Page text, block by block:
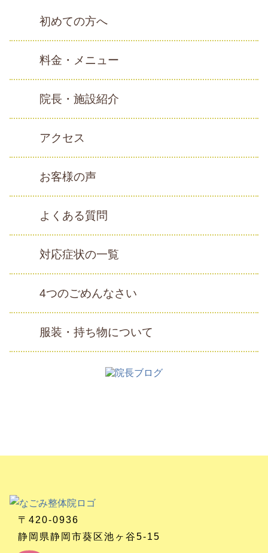
初めての方へ
料金・メニュー
院長・施設紹介
アクセス
お客様の声
よくある質問
対応症状の一覧
4つのごめんなさい
服装・持ち物について
〒420-0936
静岡県静岡市葵区池ヶ谷5-15